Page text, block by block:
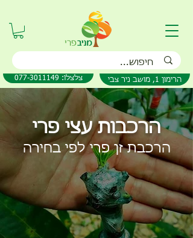
077-3011149 :צלצלו הרימון 1, מושב ניר צבי
הרכבות עצי פרי
הרכבת זן פרי לפי בחירה